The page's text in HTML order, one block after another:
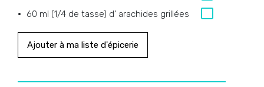
60 ml (1/4 de tasse) d’ arachides grillées
Ajouter à ma liste d'épicerie